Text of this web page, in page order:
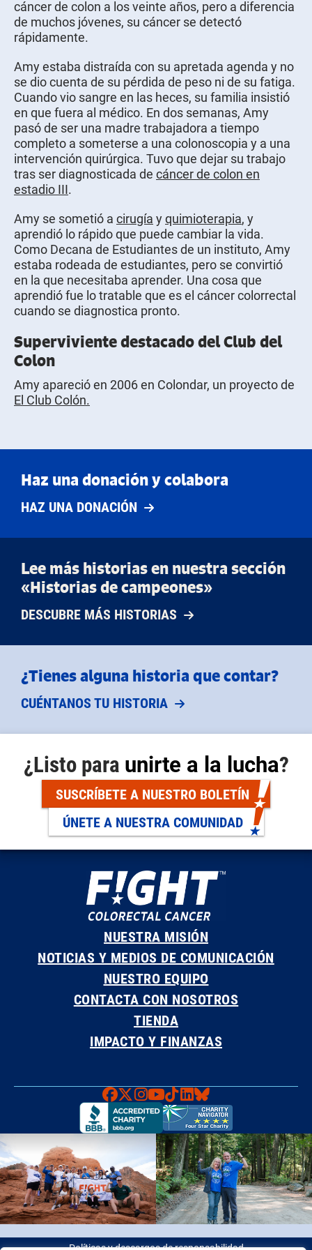
cáncer de colon a los veinte años, pero a diferencia
de muchos jóvenes, su cáncer se detectó
rápidamente.
Amy estaba distraída con su apretada agenda y no
se dio cuenta de su pérdida de peso ni de su fatiga.
Cuando vio sangre en las heces, su familia insistió
en que fuera al médico. En dos semanas, Amy
pasó de ser una madre trabajadora a tiempo
completo a someterse a una colonoscopia y a una
intervención quirúrgica. Tuvo que dejar su trabajo
tras ser diagnosticada de cáncer de colon en
estadio III.
Amy se sometió a cirugía yquimioterapia, y
aprendió lo rápido que puede cambiar la vida.
Como Decana de Estudiantes de un instituto, Amy
estaba rodeada de estudiantes, pero se convirtió
en la que necesitaba aprender. Una cosa que
aprendió fue lo tratable que es el cáncer colorrectal
cuando se diagnostica pronto.
Superviviente destacado del Club del
Colon
Amy apareció en 2006 en Colondar, un proyecto de
El Club Colón.
Haz una donación y colabora
HAZ UNA DONACIÓN
Lee más historias en nuestra sección
«Historias de campeones»
DESCUBRE MÁS HISTORIAS
¿Tienes alguna historia que contar?
CUÉNTANOS TU HISTORIA
¿Listo para unirte a la lucha?
SUSCRÍBETE A NUESTRO BOLETÍN
ÚNETE A NUESTRA COMUNIDAD
NUESTRA MISIÓN
NOTICIAS Y MEDIOS DE COMUNICACIÓN
NUESTRO EQUIPO
CONTACTA CON NOSOTROS
TIENDA
IMPACTO Y FINANZAS
Faceboook
X Instagram
YouTube
TikTok
LinkedIn
Bluesky